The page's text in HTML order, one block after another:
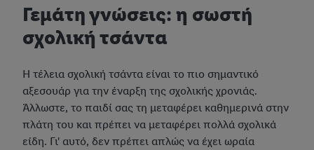
Γεμάτη γνώσεις: η σωστή
σχολική τσάντα
Η τέλεια σχολική τσάντα είναι το πιο σημαντικό
αξεσουάρ για την έναρξη της σχολικής χρονιάς.
Άλλωστε, το παιδί σας τη μεταφέρει καθημερινά στην
πλάτη του και πρέπει να μεταφέρει πολλά σχολικά
είδη. Γι' αυτό, δεν πρέπει απλώς να έχει ωραία